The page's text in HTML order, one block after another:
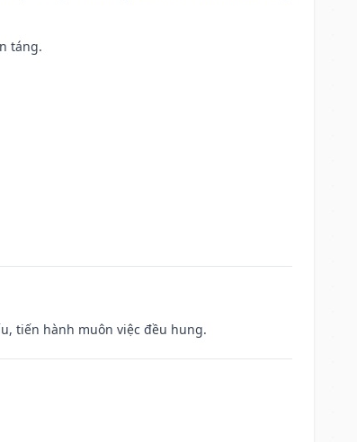
táng.
tiến hành muôn việc đều hung.